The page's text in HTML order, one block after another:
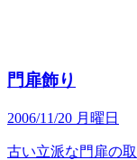
門扉飾り
2006/11/20 月曜日
古い立派な門扉の